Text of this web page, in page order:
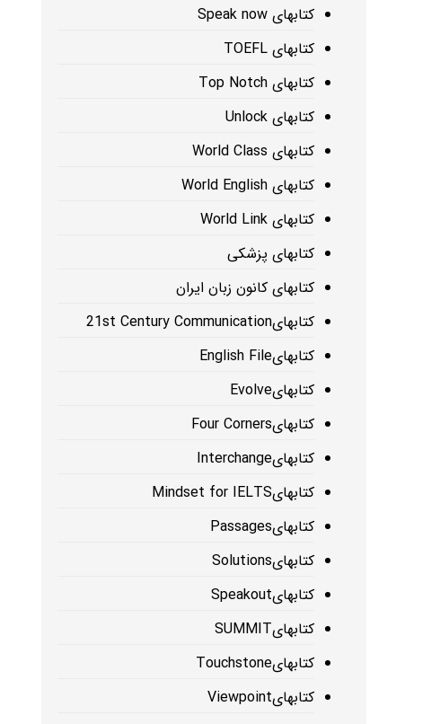
کتابهای Speak now
کتابهای TOEFL
کتابهای Top Notch
کتابهای Unlock
کتابهای World Class
کتابهای World English
کتابهای World Link
کتابهای پزشکی
کتابهای کانون زبان ایران
کتابهای21st Century Communication
کتابهایEnglish File
کتابهایEvolve
کتابهایFour Corners
کتابهایInterchange
کتابهایMindset for IELTS
کتابهایPassages
کتابهایSolutions
کتابهایSpeakout
کتابهایSUMMIT
کتابهایTouchstone
کتابهایViewpoint